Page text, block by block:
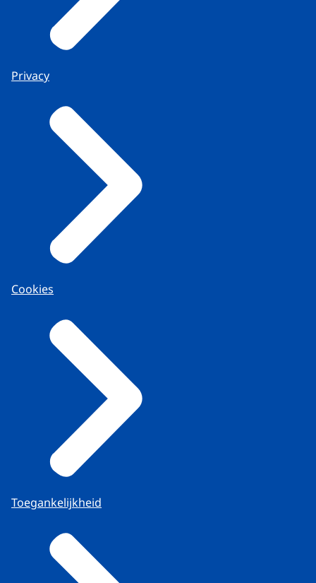
Privacy
Cookies
Toegankelijkheid